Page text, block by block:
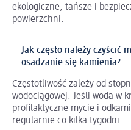
ekologiczne, tańsze i
powierzchni.
Jak często należy czyścić
osadzanie się kamienia?
Częstotliwość zależy od
wodociągowej. Jeśli woda w
profilaktyczne mycie i
regularnie co kilka tygodni.